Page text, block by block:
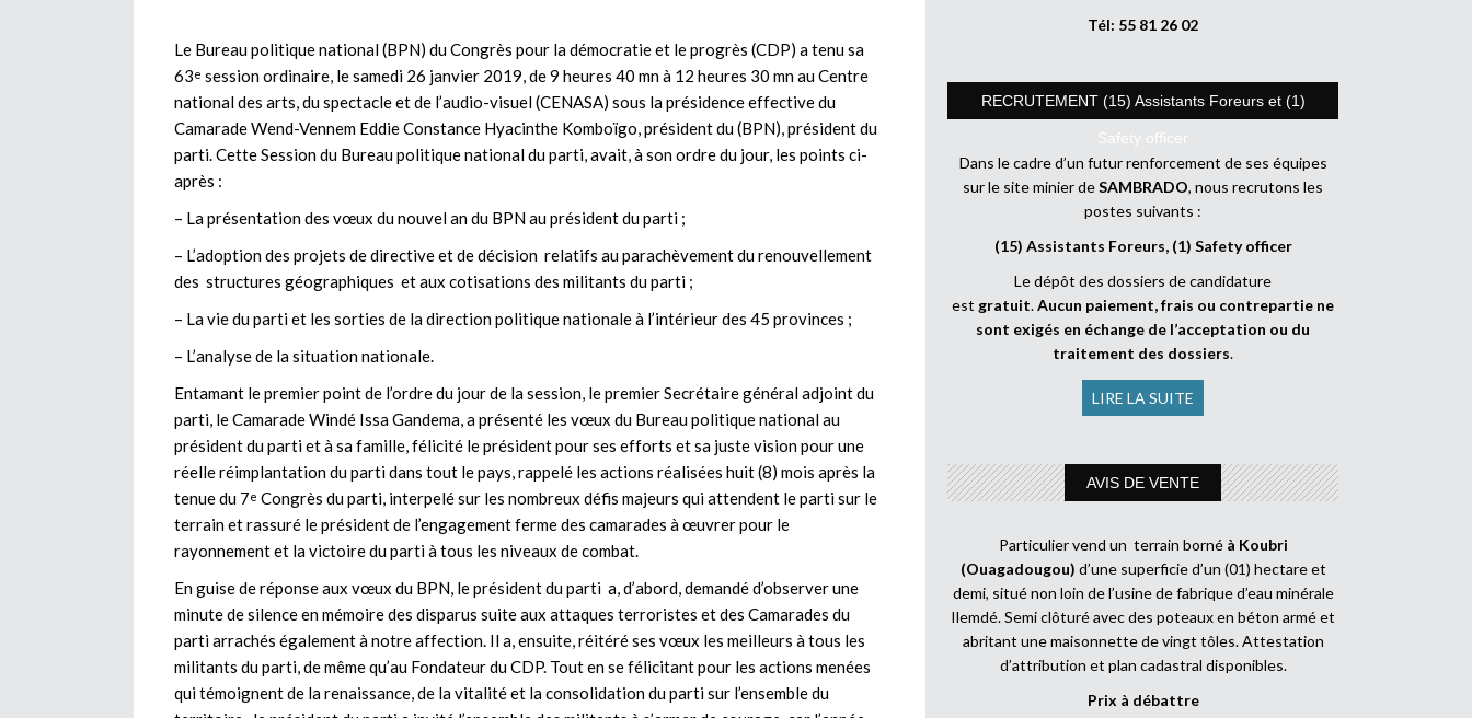
Le Bureau politique national (BPN) du Congrès pour la démocratie et le progrès (CDP) a tenu sa
63e session ordinaire, le samedi 26 janvier 2019, de 9 heures 40 mn à 12 heures 30 mn au Centre
national des arts, du spectacle et de l’audio-visuel (CENASA) sous la présidence effective du
Camarade Wend-Vennem Eddie Constance Hyacinthe Komboïgo, président du (BPN), président du
parti. Cette Session du Bureau politique national du parti, avait, à son ordre du jour, les points ci-
après :
– La présentation des vœux du nouvel an du BPN au président du parti ;
– L’adoption des projets de directive et de décision relatifs au parachèvement du renouvellement
des structures géographiques et aux cotisations des militants du parti ;
– La vie du parti et les sorties de la direction politique nationale à l’intérieur des 45 provinces ;
– L’analyse de la situation nationale.
Entamant le premier point de l’ordre du jour de la session, le premier Secrétaire général adjoint du
parti, le Camarade Windé Issa Gandema, a présenté les vœux du Bureau politique national au
président du parti et à sa famille, félicité le président pour ses efforts et sa juste vision pour une
réelle réimplantation du parti dans tout le pays, rappelé les actions réalisées huit (8) mois après la
tenue du 7e Congrès du parti, interpelé sur les nombreux défis majeurs qui attendent le parti sur le
terrain et rassuré le président de l’engagement ferme des camarades à œuvrer pour le
rayonnement et la victoire du parti à tous les niveaux de combat.
En guise de réponse aux vœux du BPN, le président du parti a, d’abord, demandé d’observer une
minute de silence en mémoire des disparus suite aux attaques terroristes et des Camarades du
parti arrachés également à notre affection. Il a, ensuite, réitéré ses vœux les meilleurs à tous les
militants du parti, de même qu’au Fondateur du CDP. Tout en se félicitant pour les actions menées
qui témoignent de la renaissance, de la vitalité et la consolidation du parti sur l’ensemble du
Tél: 55 81 26 02
RECRUTEMENT (15) Assistants Foreurs et (1)
Safety officer
Dans le cadre d’un futur renforcement de ses équipes
sur le site minier deSAMBRADO, nous recrutons les
postes suivants :
(15) Assistants Foreurs, (1) Safety officer
Le dépôt des dossiers de candidature
est gratuit.Aucun paiement, frais ou contrepartie ne
sont exigés en échange de l’acceptation ou du
traitement des dossiers.
LIRE LA SUITE
AVIS DE VENTE
Particulier vend un terrain borné à Koubri
(Ouagadougou) d’une superficie d’un (01) hectare et
demi, situé non loin de l’usine de fabrique d’eau minérale
Ilemdé. Semi clôturé avec des poteaux en béton armé et
abritant une maisonnette de vingt tôles. Attestation
d’attribution et plan cadastral disponibles.
Prix à débattre